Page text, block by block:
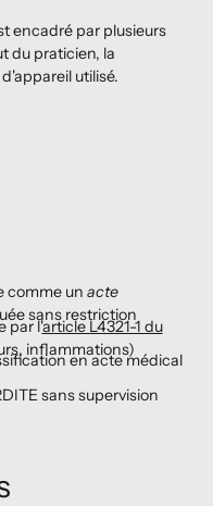
encadré par plusieurs
du praticien, la
utilisé.
comme un acte
sans restriction
par l'article L4321-1 du
inflammations)
en acte médical
sans supervision